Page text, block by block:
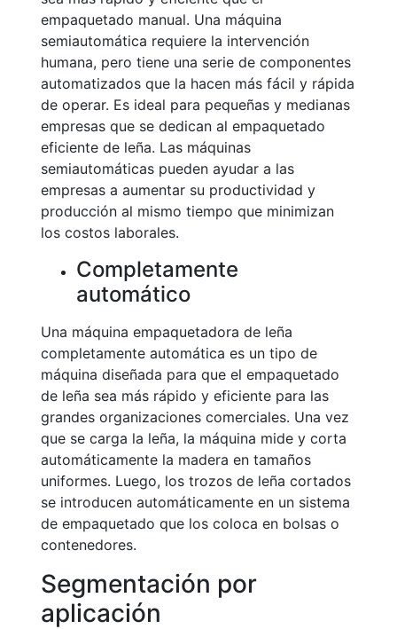
empaquetado manual. Una máquina
semiautomática requiere la intervención
humana, pero tiene una serie de componentes
automatizados que la hacen más fácil y rápida
de operar. Es ideal para pequeñas y medianas
empresas que se dedican al empaquetado
eficiente de leña. Las máquinas
semiautomáticas pueden ayudar a las
empresas a aumentar su productividad y
producción al mismo tiempo que minimizan
los costos laborales.
Completamente
automático
Una máquina empaquetadora de leña
completamente automática es un tipo de
máquina diseñada para que el empaquetado
de leña sea más rápido y eficiente para las
grandes organizaciones comerciales. Una vez
que se carga la leña, la máquina mide y corta
automáticamente la madera en tamaños
uniformes. Luego, los trozos de leña cortados
se introducen automáticamente en un sistema
de empaquetado que los coloca en bolsas o
contenedores.
Segmentación por
aplicación